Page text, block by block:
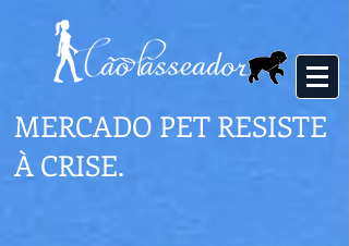
MERCADO PET RESISTE
À CRISE.